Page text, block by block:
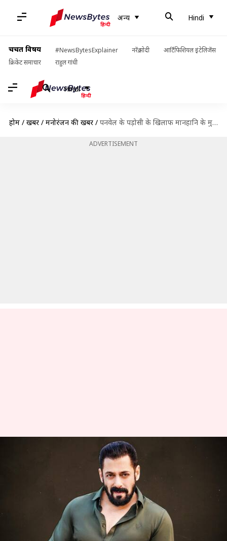
अन्य Hindi
चर्चित विषय #NewsBytesExplainer नरेंद्र मोदी
आर्टिफिशियल इंटेलिजेंस
क्रिकेट समाचार
राहुल गांधी
Hindi
होम / खबरें / मनोरंजन की खबरें / पनवेल के पड़ोसी के खिलाफ मानहानि के मुकदमे में सलमान की याचिका खारिज
ADVERTISEMENT
पनवेल के पड़ोसी के खिलाफ
मानहानि के मुकदमे में सलमान की
Jan 15, 2022 01:29 pm